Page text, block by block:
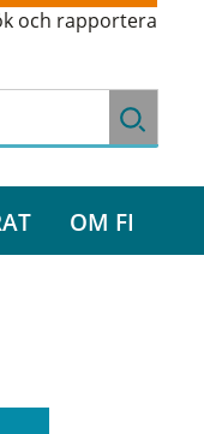
och rapportera
OM FI